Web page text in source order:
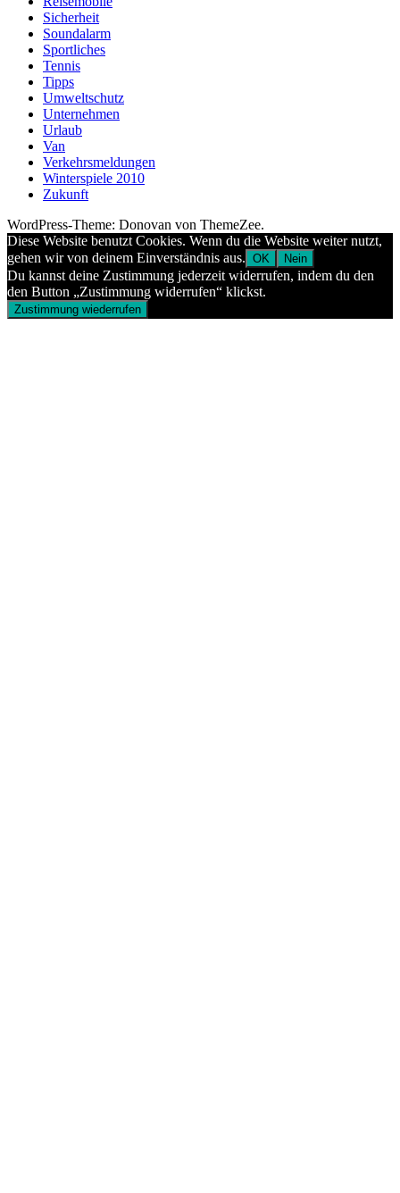
Sicherheit
Soundalarm
Sportliches
Tennis
Tipps
Umweltschutz
Unternehmen
Urlaub
Van
Verkehrsmeldungen
Winterspiele 2010
Zukunft
WordPress-Theme: Donovan von ThemeZee.
Diese Website benutzt Cookies. Wenn du die Website weiter nutzt,
gehen wir von deinem Einverständnis aus. OK Nein
Du kannst deine Zustimmung jederzeit widerrufen, indem du den
den Button „Zustimmung widerrufen“ klickst.
Zustimmung wiederrufen